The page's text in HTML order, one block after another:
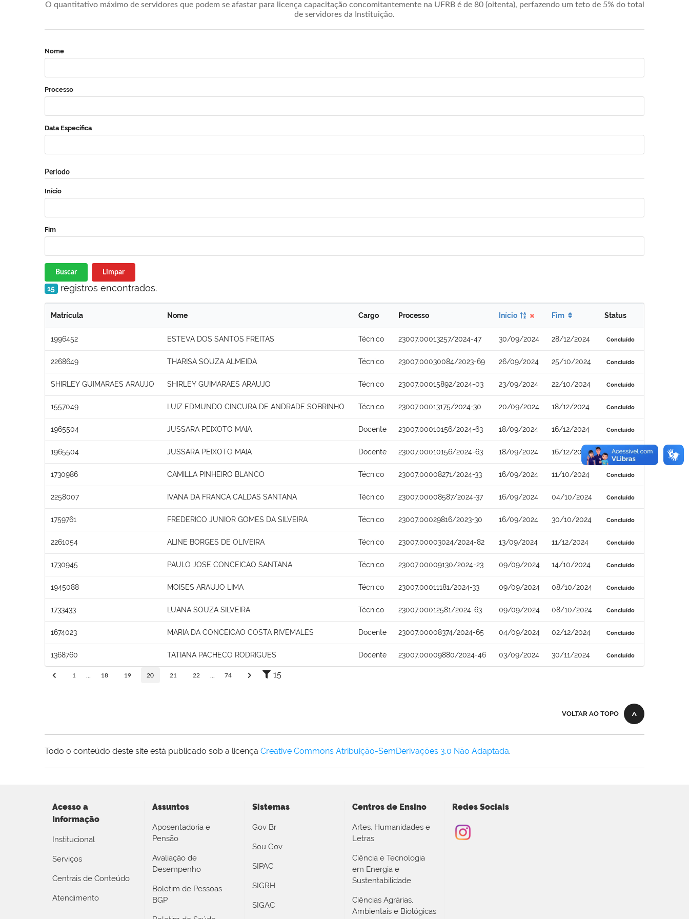
O quantitativo máximo de servidores que podem se afastar para licença capacitação concomitantemente na UFRB é de 80 (oitenta), perfazendo um teto de 5% do total
de servidores da Instituição.
Nome
Processo
Data Específica
Período
Início
Fim
Buscar Limpar
15 registros encontrados.
Matrícula Nome Cargo Processo Início Fim Status
1996452 ESTEVA DOS SANTOS FREITAS Técnico 23007.00013257/2024-47 30/09/2024 28/12/2024 Concluído
2268649 THARISA SOUZA ALMEIDA Técnico 23007.00030084/2023-69 26/09/2024 25/10/2024 Concluído
SHIRLEY GUIMARAES ARAUJO SHIRLEY GUIMARAES ARAUJO Técnico 23007.00015892/2024-03 23/09/2024 22/10/2024 Concluído
1557049 LUIZ EDMUNDO CINCURA DE ANDRADE SOBRINHO Técnico 23007.00013175/2024-30 20/09/2024 18/12/2024 Concluído
1965504 JUSSARA PEIXOTO MAIA Docente 23007.00010156/2024-63 18/09/2024 16/12/2024 Concluído
1965504 JUSSARA PEIXOTO MAIA Docente 23007.00010156/2024-63 18/09/2024 16/12/2024 Concluído
1730986 CAMILLA PINHEIRO BLANCO Técnico 23007.00008271/2024-33 16/09/2024 11/10/2024 Concluído
2258007 IVANA DA FRANCA CALDAS SANTANA Técnico 23007.00008587/2024-37 16/09/2024 04/10/2024 Concluído
1759761 FREDERICO JUNIOR GOMES DA SILVEIRA Técnico 23007.00029816/2023-30 16/09/2024 30/10/2024 Concluído
2261054 ALINE BORGES DE OLIVEIRA Técnico 23007.00003024/2024-82 13/09/2024 11/12/2024 Concluído
1730945 PAULO JOSE CONCEICAO SANTANA Técnico 23007.00009130/2024-23 09/09/2024 14/10/2024 Concluído
1945088 MOISES ARAUJO LIMA Técnico 23007.00011181/2024-33 09/09/2024 08/10/2024 Concluído
1733433 LUANA SOUZA SILVEIRA Técnico 23007.00012581/2024-63 09/09/2024 08/10/2024 Concluído
1674023 MARIA DA CONCEICAO COSTA RIVEMALES Docente 23007.00008374/2024-65 04/09/2024 02/12/2024 Concluído
1368760 TATIANA PACHECO RODRIGUES Docente 23007.00009880/2024-46 03/09/2024 30/11/2024 Concluído
1 18 19 20 21 22 74 15
VOLTAR AO TOPO
Todo o conteúdo deste site está publicado sob a licença Creative Commons Atribuição-SemDerivações 3.0 Não Adaptada.
Acesso a
Informação
Institucional
Serviços
Centrais de Conteúdo
Atendimento
Assuntos
Aposentadoria e
Pensão
Avaliação de
Desempenho
Boletim de Pessoas -
BGP
Sistemas
Gov Br
Sou Gov
SIPAC
SIGRH
SIGAC
Centros de Ensino
Artes, Humanidades e
Letras
Ciência e Tecnologia
em Energia e
Sustentabilidade
Ciências Agrárias,
Ambientais e Biológicas
Redes Sociais